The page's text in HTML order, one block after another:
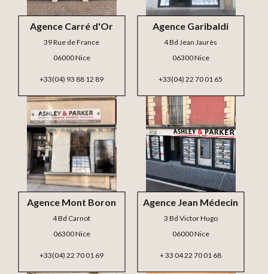
Agence Jean Médecin
3 Bd Victor Hugo
06000 Nice
+ 33 04 22 70 01 68
Agence Carré d'Or
39 Rue de France
06000 Nice
+33(04) 93 88 12 89
Agence Garibaldi
4 Bd Jean Jaurès
06300 Nice
+33(04) 22 70 01 65
Agence Mont Boron
4 Bd Carnot
06300 Nice
+33(04) 22 70 01 69